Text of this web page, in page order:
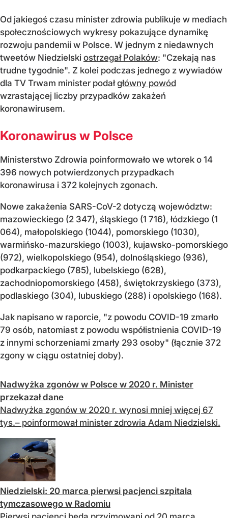
Od jakiegoś czasu minister zdrowia publikuje w mediach
społecznościowych wykresy pokazujące dynamikę
rozwoju pandemii w Polsce. W jednym z niedawnych
tweetów Niedzielski ostrzegał Polaków: "Czekają nas
trudne tygodnie". Z kolei podczas jednego z wywiadów
dla TV Trwam minister podałgłówny powód
wzrastającej liczby przypadków zakażeń
koronawirusem.
Koronawirus w Polsce
Ministerstwo Zdrowia poinformowało we wtorek o 14
396 nowych potwierdzonych przypadkach
koronawirusa i 372 kolejnych zgonach.
Nowe zakażenia SARS-CoV-2 dotyczą województw:
mazowieckiego (2 347), śląskiego (1 716), łódzkiego (1
064), małopolskiego (1044), pomorskiego (1030),
warmińsko-mazurskiego (1003), kujawsko-pomorskiego
(972), wielkopolskiego (954), dolnośląskiego (936),
podkarpackiego (785), lubelskiego (628),
zachodniopomorskiego (458), świętokrzyskiego (373),
podlaskiego (304), lubuskiego (288) i opolskiego (168).
Jak napisano w raporcie, "z powodu COVID-19 zmarło
79 osób, natomiast z powodu współistnienia COVID-19
z innymi schorzeniami zmarły 293 osoby" (łącznie 372
zgony w ciągu ostatniej doby).
Nadwyżka zgonów w Polsce w 2020 r. Minister
przekazał dane
Nadwyżka zgonów w 2020 r. wynosi mniej więcej 67
tys.– poinformował minister zdrowia Adam Niedzielski.
Niedzielski: 20 marca pierwsi pacjenci szpitala
tymczasowego w Radomiu